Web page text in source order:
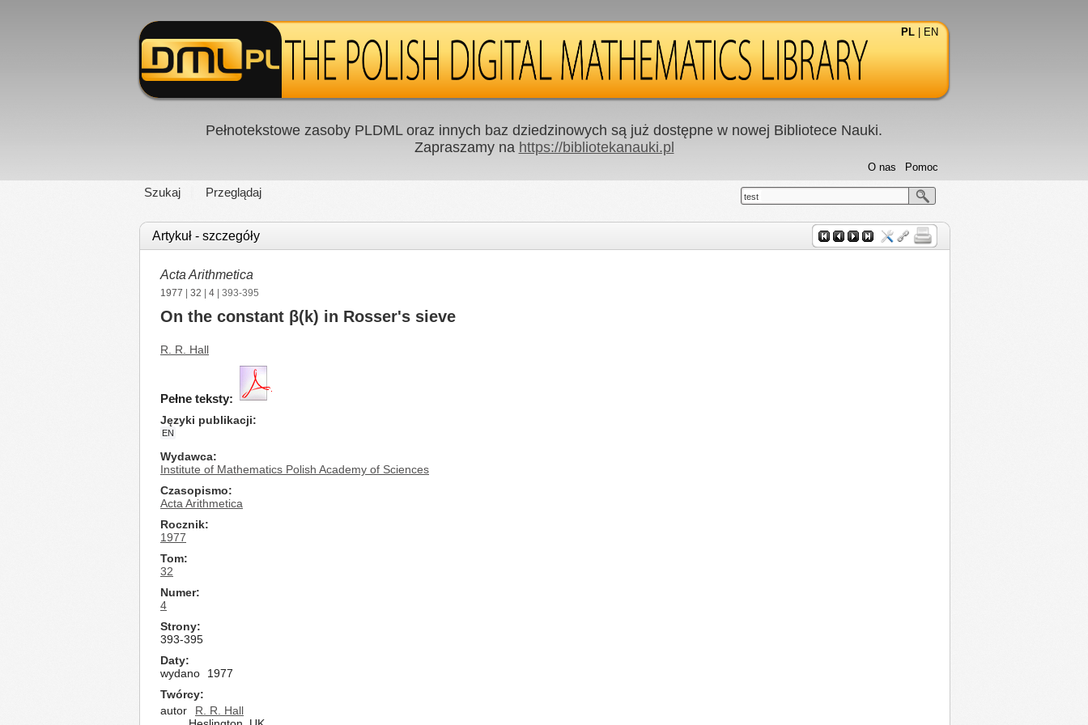
PL EN
Pełnotekstowe zasoby PLDML oraz innych baz dziedzinowych są już dostępne w nowej Bibliotece Nauki.
Zapraszamy na https://bibliotekanauki.pl
Szukaj Przeglądaj
Pomoc
O nas
test
Artykuł - szczegóły
Acta Arithmetica
1977 32 4 | 393-395
On the constant β(k) in Rosser's sieve
R. R. Hall
Pełne teksty:
Języki publikacji
EN
Wydawca
Institute of Mathematics Polish Academy of Sciences
Czasopismo
Acta Arithmetica
Rocznik
1977
Tom
32
Numer
4
Strony
393-395
Daty
wydano
1977
Twórcy
autor
R. R. Hall